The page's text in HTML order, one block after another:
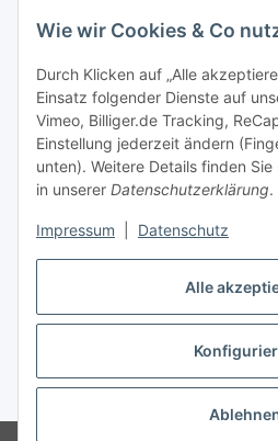
Alle
Wie wir Cookies & Co
Durch Klicken auf „Alle
Einsatz folgender Dienste auf
Vimeo, Billiger.de Tracking,
Einstellung jederzeit ändern
unten). Weitere Details finden Sie
in unserer Datenschutzerklärung.
Impressum Datenschutz
Beliebte Kategorien
Kompressionsversorgung
* Alle Preise inkl. gesetzlicher USt., zzgl.